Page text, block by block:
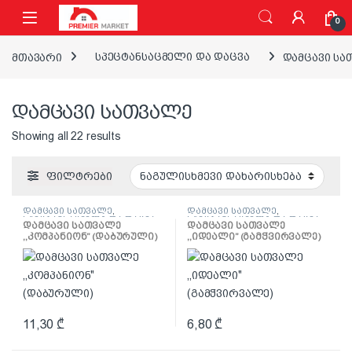
ნავიგაციაზე გადასვლა
შინაარსზე გადასვლა
0
მთავარი სპეცტანსაცმელი და დაცვა დამცავი
დამცავი სათვალე
Showing all 22 results
ფილტრები
დამცავი სათვალე,
სპეცტანსაცმელი და დაცვა
დამცავი სათვალე
,,კომპანიონ” (დაბურული)
11,30 ₾
დამცავი სათვალე,
სპეცტანსაცმელი და დაცვა
დამცავი სათვალე
,,იდეალი” (გამჭვირვალე)
6,80 ₾